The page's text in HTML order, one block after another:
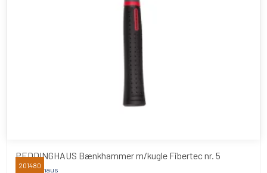
PEDDINGHAUS Bænkhammer m/kugle Fibertec nr. 5
Peddinghaus
201480